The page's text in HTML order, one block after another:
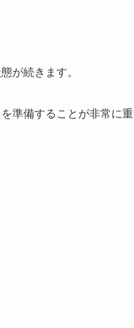
が続きます。
準備することが非常に重